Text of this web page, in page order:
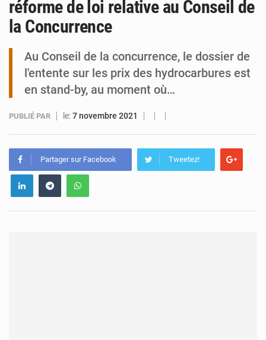
réforme de loi relative au Conseil de
la Concurrence
Au Conseil de la concurrence, le dossier de
l'entente sur les prix des hydrocarbures est
en stand-by, au moment où…
PUBLIÉ PAR le:7 novembre 2021
Partager sur Facebook Tweetez!